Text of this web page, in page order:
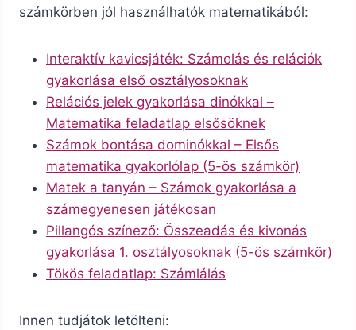
számkörben jól használhatók matematikából:
Interaktív kavicsjáték: Számolás és relációk
gyakorlása első osztályosoknak
Relációs jelek gyakorlása dinókkal –
Matematika feladatlap elsősöknek
Számok bontása dominókkal – Elsős
matematika gyakorlólap (5-ös számkör)
Matek a tanyán – Számok gyakorlása a
számegyenesen játékosan
Pillangós színező: Összeadás és kivonás
gyakorlása 1. osztályosoknak (5-ös számkör)
Tökös feladatlap: Számlálás
Innen tudjátok letölteni: